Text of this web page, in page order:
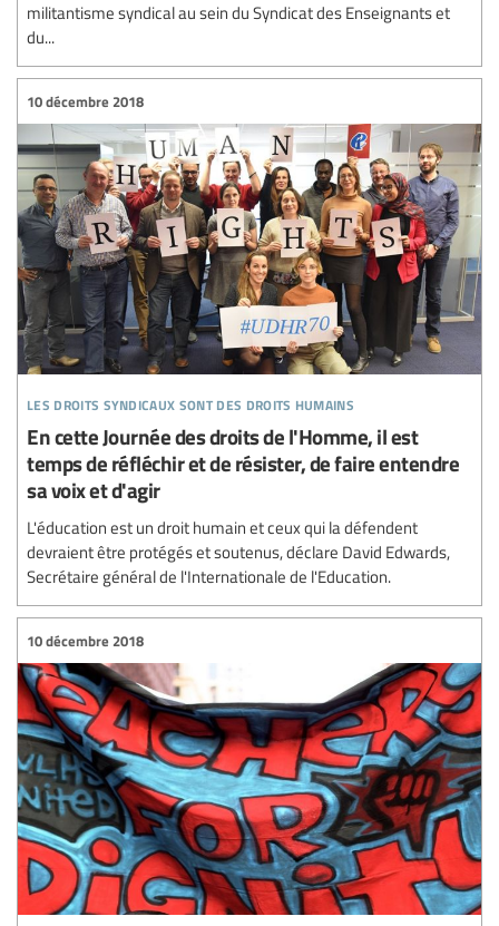
militantisme syndical au sein du Syndicat des Enseignants et
du...
les droits syndicaux sont des droits humains
10 décembre 2018
En cette Journée des droits de l'Homme, il est
temps de réfléchir et de résister, de faire entendre
sa voix et d'agir
L'éducation est un droit humain et ceux qui la défendent
devraient être protégés et soutenus, déclare David Edwards,
Secrétaire général de l'Internationale de l'Education.
10 décembre 2018